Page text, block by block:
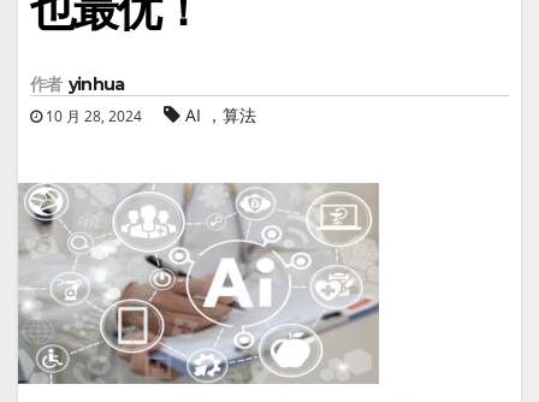
作者 yinhua
10 月 28, 2024 AI ，算法